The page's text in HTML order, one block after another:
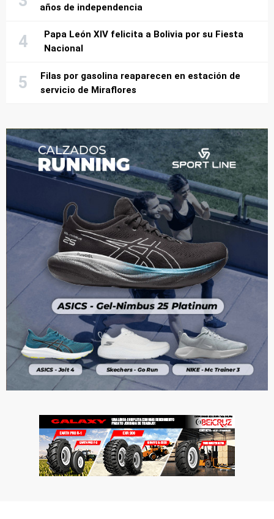
años de independencia
Papa León XIV felicita a Bolivia por su Fiesta
Nacional
Filas por gasolina reaparecen en estación de
servicio de Miraflores